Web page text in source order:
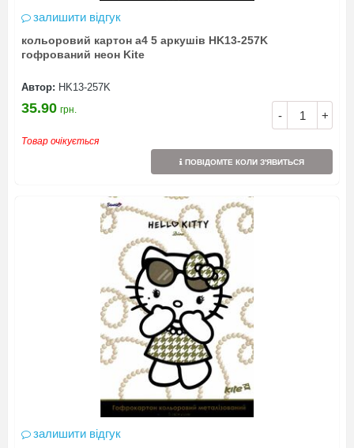
залишити відгук
кольоровий картон а4 5 аркушів HK13-257K
гофрований неон Kite
Автор: HK13-257K
- +
35.90 грн.
Товар очікується
ПОВІДОМТЕ КОЛИ З'ЯВИТЬСЯ
залишити відгук